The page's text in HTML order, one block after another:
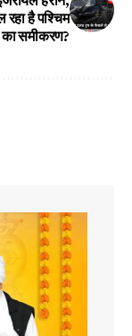
रहा है पश्चिम
का समीकरण?